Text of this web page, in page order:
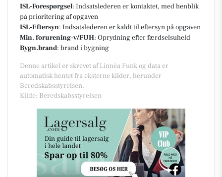
ISL-Forespørgsel: Indsatslederen er kontaktet, med henblik
på prioritering af opgaven
ISL-Eftersyn: Indsatslederen er kaldt til eftersyn på opgaven
Min. forurening-v/FUH: Oprydning efter færdselsuheld
Bygn.brand: brand i bygning
Denne artikel er skrevet af Linnéa Funk og data er
automatisk hentet fra eksterne kilder, herunder
Beredskabsstyrelsen.
Kilde: Beredskabsstyrelsen